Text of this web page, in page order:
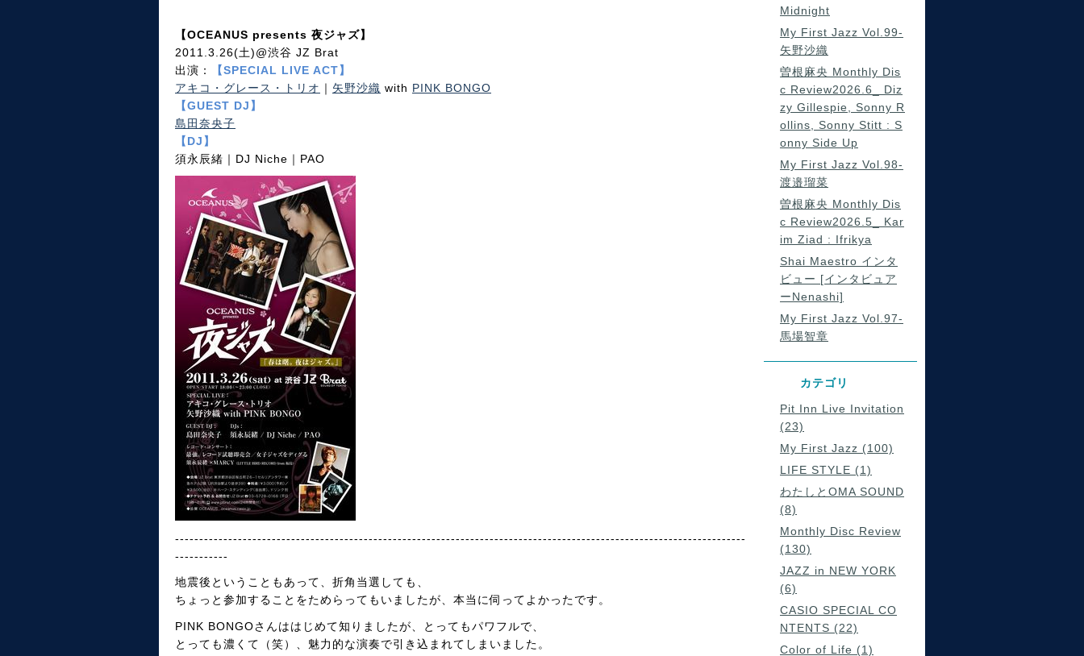
【OCEANUS presents 夜ジャズ】
2011.3.26(土)@渋谷 JZ Brat
出演：
【SPECIAL LIVE ACT】
アキコ・グレース・トリオ ｜ 矢野沙織 with PINK BONGO
【GUEST DJ】
島田奈央子
【DJ】
須永辰緒｜DJ Niche｜PAO
----------------------------------------------------------------------------------------------------------------------
-----------
地震後ということもあって、折角当選しても、
ちょっと参加することをためらってもいましたが、本当に伺ってよかったです。
PINK BONGOさんははじめて知りましたが、とってもパワフルで、
とっても濃くて（笑）、魅力的な演奏で引き込まれてしまいました。
Midnight
My First Jazz Vol.99-
矢野沙織
曽根麻央 Monthly Dis
c Review2026.6_ Diz
zy Gillespie, Sonny R
ollins, Sonny Stitt : S
onny Side Up
My First Jazz Vol.98-
渡邉瑠菜
曽根麻央 Monthly Dis
c Review2026.5_ Kar
im Ziad : Ifrikya
Shai Maestro インタ
ビュー [インタビュア
ーNenashi]
My First Jazz Vol.97-
馬場智章
カテゴリ
Pit Inn Live Invitation
(23)
My First Jazz (100)
LIFE STYLE (1)
わたしとOMA SOUND
(8)
Monthly Disc Review
(130)
JAZZ in NEW YORK
(6)
CASIO SPECIAL CO
NTENTS (22)
Color of Life (1)